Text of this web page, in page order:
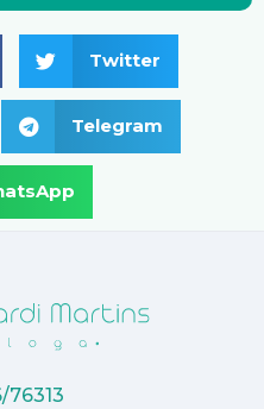
Twitter
Telegram
76313